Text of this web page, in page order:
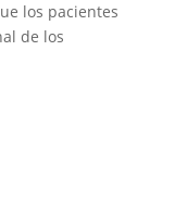
los pacientes
de los